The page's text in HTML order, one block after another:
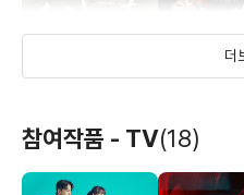
시간의 춤
배우(나레이션)
배우(진
더
참여작품 - TV(18)